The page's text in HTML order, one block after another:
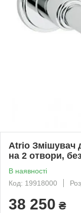
Atrio Змішувач
на 2 отвори,
В наявності
Код: 19918000
38 250 ₴